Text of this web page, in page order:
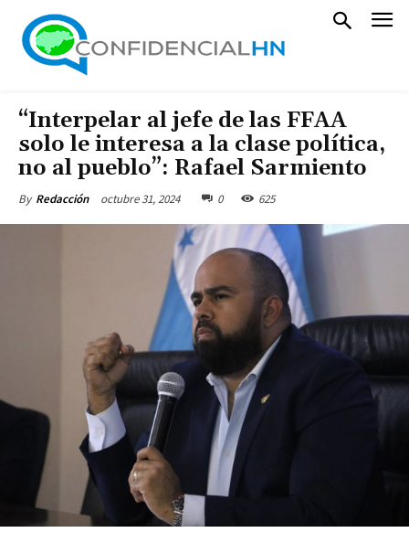
“Interpelar al jefe de las FFAA
solo le interesa a la clase política,
no al pueblo”: Rafael Sarmiento
By Redacción octubre 31, 2024 0 625